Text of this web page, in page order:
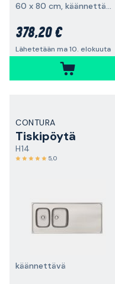
60 x 80 cm, käännettävä
378,20 €
Lähetetään ma 10. elokuuta
CONTURA
Tiskipöytä
H14
5,0
käännettävä